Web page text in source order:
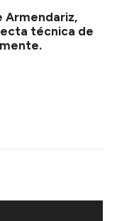
Armendariz,
técnica de